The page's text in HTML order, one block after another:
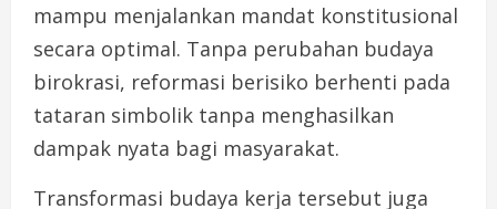
mampu menjalankan mandat konstitusional
secara optimal. Tanpa perubahan budaya
birokrasi, reformasi berisiko berhenti pada
tataran simbolik tanpa menghasilkan
dampak nyata bagi masyarakat.
Transformasi budaya kerja tersebut juga